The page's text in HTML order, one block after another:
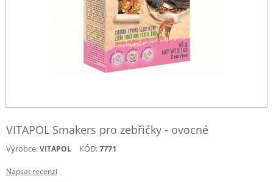
VITAPOL Smakers pro zebřičky - ovocné
Výrobce:VITAPOL KÓD:7771
Napsat recenzi